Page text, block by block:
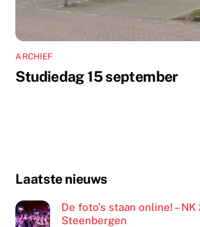
ARCHIEF
Studiedag 15 september
Laatste nieuws
De foto’s staan online! –
Steenbergen